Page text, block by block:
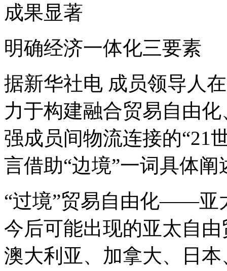
成果显著
明确经济一体化三要素
据新华社电 成员领导人
力于构建融合贸易自由
强成员间物流连接的“21
言借助“边境”一词具体阐
“过境”贸易自由化——亚
今后可能出现的亚太自
澳大利亚、加拿大、日